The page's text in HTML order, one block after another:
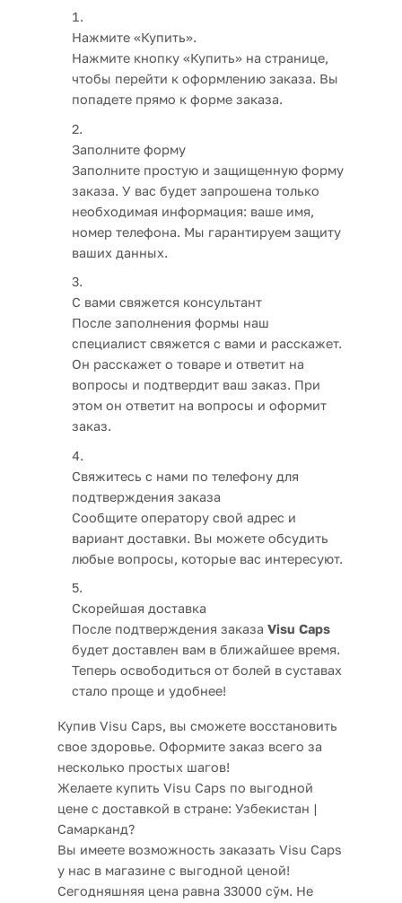
Нажмите «Купить».
Нажмите кнопку «Купить» на странице,
чтобы перейти к оформлению заказа. Вы
попадете прямо к форме заказа.
Заполните форму
Заполните простую и защищенную форму
заказа. У вас будет запрошена только
необходимая информация: ваше имя,
номер телефона. Мы гарантируем защиту
ваших данных.
С вами свяжется консультант
После заполнения формы наш
специалист свяжется с вами и расскажет.
Он расскажет о товаре и ответит на
вопросы и подтвердит ваш заказ. При
этом он ответит на вопросы и оформит
заказ.
Свяжитесь с нами по телефону для
подтверждения заказа
Сообщите оператору свой адрес и
вариант доставки. Вы можете обсудить
любые вопросы, которые вас интересуют.
Скорейшая доставка
После подтверждения заказа Visu Caps
будет доставлен вам в ближайшее время.
Теперь освободиться от болей в суставах
стало проще и удобнее!
Купив Visu Caps, вы сможете восстановить
свое здоровье. Оформите заказ всего за
несколько простых шагов!
Желаете купить Visu Caps по выгодной
цене с доставкой в стране: Узбекистан |
Самарканд?
Вы имеете возможность заказать Visu Caps
у нас в магазине с выгодной ценой!
Сегодняшняя цена равна 33000 сўм. Не